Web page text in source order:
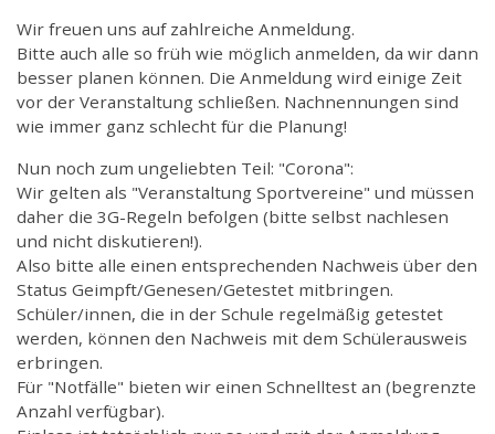
Wir freuen uns auf zahlreiche Anmeldung.
Bitte auch alle so früh wie möglich anmelden, da wir dann
besser planen können. Die Anmeldung wird einige Zeit
vor der Veranstaltung schließen. Nachnennungen sind
wie immer ganz schlecht für die Planung!
Nun noch zum ungeliebten Teil: "Corona":
Wir gelten als "Veranstaltung Sportvereine" und müssen
daher die 3G-Regeln befolgen (bitte selbst nachlesen
und nicht diskutieren!).
Also bitte alle einen entsprechenden Nachweis über den
Status Geimpft/Genesen/Getestet mitbringen.
Schüler/innen, die in der Schule regelmäßig getestet
werden, können den Nachweis mit dem Schülerausweis
erbringen.
Für "Notfälle" bieten wir einen Schnelltest an (begrenzte
Anzahl verfügbar).